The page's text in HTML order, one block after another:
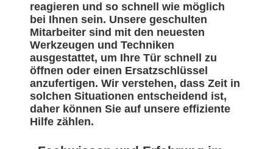
reagieren und so schnell wie möglich
bei Ihnen sein. Unsere geschulten
Mitarbeiter sind mit den neuesten
Werkzeugen und Techniken
ausgestattet, um Ihre Tür schnell zu
öffnen oder einen Ersatzschlüssel
anzufertigen. Wir verstehen, dass Zeit in
solchen Situationen entscheidend ist,
daher können Sie auf unsere effiziente
Hilfe zählen.